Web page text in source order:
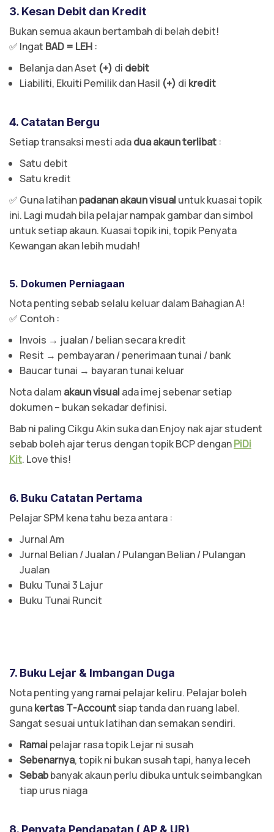
3. Kesan Debit dan Kredit
Bukan semua akaun bertambah di belah debit!
✅ Ingat BAD = LEH :
Belanja dan Aset (+) di debit
Liabiliti, Ekuiti Pemilik dan Hasil (+) di kredit
4. Catatan Bergu
Setiap transaksi mesti adadua akaun terlibat :
Satu debit
Satu kredit
✅ Guna latihanpadanan akaun visualuntuk kuasai topik
ini. Lagi mudah bila pelajar nampak gambar dan simbol
untuk setiap akaun. Kuasai topik ini, topik Penyata
Kewangan akan lebih mudah!
5. Dokumen Perniagaan
Nota penting sebab selalu keluar dalam Bahagian A!
✅ Contoh :
Invois → jualan / belian secara kredit
Resit → pembayaran / penerimaan tunai / bank
Baucar tunai → bayaran tunai keluar
Nota dalam akaun visualada imej sebenar setiap
dokumen – bukan sekadar definisi.
Bab ni paling Cikgu Akin suka dan Enjoy nak ajar student
sebab boleh ajar terus dengan topik BCP denganPiDi
Kit. Love this!
6. Buku Catatan Pertama
Pelajar SPM kena tahu beza antara :
Jurnal Am
Jurnal Belian / Jualan / Pulangan Belian / Pulangan
Jualan
Buku Tunai 3 Lajur
Buku Tunai Runcit
7. Buku Lejar & Imbangan Duga
Nota penting yang ramai pelajar keliru. Pelajar boleh
gunakertas T-Accountsiap tanda dan ruang label.
Sangat sesuai untuk latihan dan semakan sendiri.
Ramaipelajar rasa topik Lejar ni susah
Sebenarnya, topik ni bukan susah tapi, hanya leceh
Sebabbanyak akaun perlu dibuka untuk seimbangkan
tiap urus niaga
8. Penyata Pendapatan ( AP & UR)